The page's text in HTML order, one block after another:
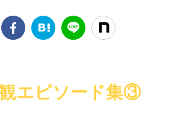
エピソード集③